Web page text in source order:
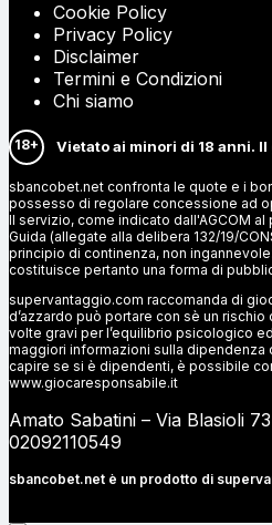
Cookie Policy
Privacy Policy
Disclaimer
Termini e Condizioni
Chi siamo
18+ Vietato ai minori di 18 anni.
sbancobet.net confronta le quote e i
possesso di regolare concessione ad
Il servizio, come indicato dall'AGCOM
Guida (allegate alla delibera 132/19/
principio di continenza, non
costituisce pertanto una forma di
supervantaggio.com raccomanda di
d’azzardo può portare con sè un
volte gravi per l’equilibrio psicologico
maggiori informazioni sulla dipendenza
capire se si è dipendenti, è possibile
www.giocaresponsabile.it
Amato Sabatini – Via Blasioli
02092110549
sbancobet.net è un prodotto di